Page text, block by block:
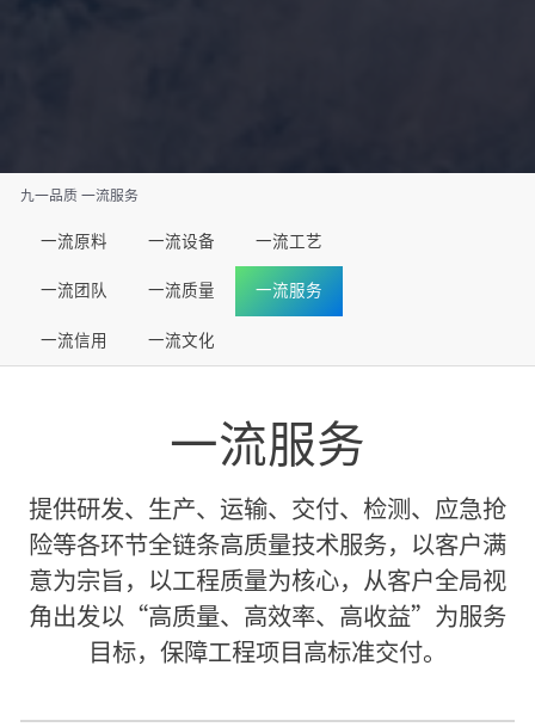
九一品质 一流服务
一流原料 一流设备 一流工艺
一流团队 一流质量 一流服务
一流信用 一流文化
一流服务
提供研发、生产、运输、交付、检测、应急抢
险等各环节全链条高质量技术服务，以客户满
意为宗旨，以工程质量为核心，从客户全局视
角出发以“高质量、高效率、高收益”为服务
目标，保障工程项目高标准交付。